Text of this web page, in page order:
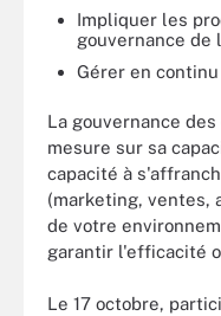
Impliquer les
gouvernance de
Gérer en
La gouvernance
mesure sur sa
capacité à
(marketing, ventes,
de votre
garantir l'efficacité
Le 17 octobre,